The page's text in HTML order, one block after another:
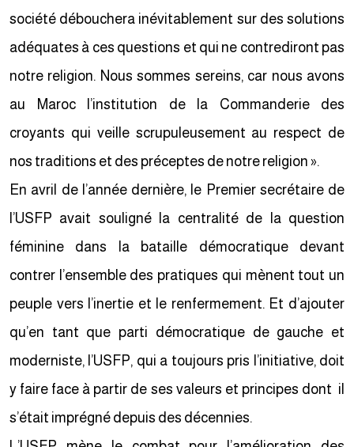
société débouchera inévitablement sur des solutions
adéquates à ces questions et qui ne contrediront pas
notre religion. Nous sommes sereins, car nous avons
au Maroc l’institution de la Commanderie des
croyants qui veille scrupuleusement au respect de
nos traditions et des préceptes de notre religion ».
En avril de l’année dernière, le Premier secrétaire de
l’USFP avait souligné la centralité de la question
féminine dans la bataille démocratique devant
contrer l’ensemble des pratiques qui mènent tout un
peuple vers l’inertie et le renfermement. Et d’ajouter
qu’en tant que parti démocratique de gauche et
moderniste, l’USFP, qui a toujours pris l’initiative, doit
y faire face à partir de ses valeurs et principes dont il
s’était imprégné depuis des décennies.